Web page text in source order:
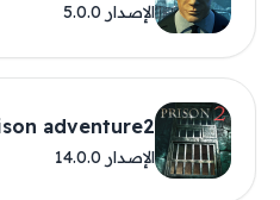
الإصدار 5.0.0
adventure2
الإصدار 14.0.0